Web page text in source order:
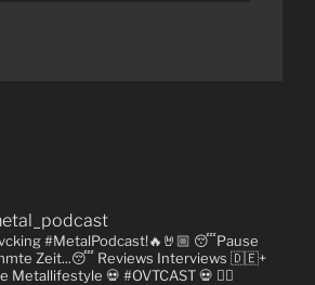
#MetalPodcast!🔥🤘🏼 😴Pause
Zeit...😴 Reviews Interviews 🇩🇪+
Metallifestyle 💀 #OVTCAST 💀 👇🏼